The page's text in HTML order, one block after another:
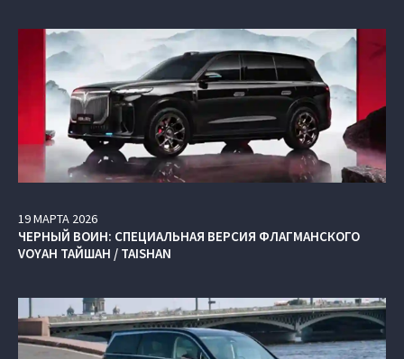
19МАРТА 2026
ЧЕРНЫЙ ВОИН: СПЕЦИАЛЬНАЯ ВЕРСИЯ ФЛАГМАНСКОГО
VOYAH ТАЙШАН / TAISHAN